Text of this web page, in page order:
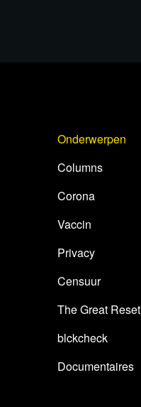
Onderwerpen
Columns
Corona
Vaccin
Privacy
Censuur
The Great Reset
blckcheck
Documentaires